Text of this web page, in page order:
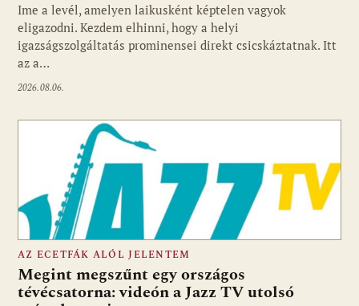
Ime a levél, amelyen laikusként képtelen vagyok
eligazodni. Kezdem elhinni, hogy a helyi
igazságszolgáltatás prominensei direkt csicskáztatnak. Itt
az a…
2026.08.06.
AZ ECETFÁK ALÓL JELENTEM
Megint megszűnt egy országos
tévécsatorna: videón a Jazz TV utolsó